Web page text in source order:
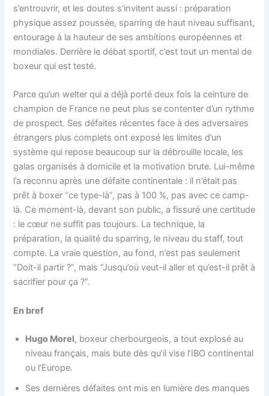
s’entrouvrir, et les doutes s’invitent aussi : préparation
physique assez poussée, sparring de haut niveau suffisant,
entourage à la hauteur de ses ambitions européennes et
mondiales. Derrière le débat sportif, c’est tout un mental de
boxeur qui est testé.
Parce qu’un welter qui a déjà porté deux fois la ceinture de
champion de France ne peut plus se contenter d’un rythme
de prospect. Ses défaites récentes face à des adversaires
étrangers plus complets ont exposé les limites d’un
système qui repose beaucoup sur la débrouille locale, les
galas organisés à domicile et la motivation brute. Lui-même
l’a reconnu après une défaite continentale : il n’était pas
prêt à boxer “ce type-là”, pas à 100 %, pas avec ce camp-
là. Ce moment-là, devant son public, a fissuré une certitude
: le cœur ne suffit pas toujours. La technique, la
préparation, la qualité du sparring, le niveau du staff, tout
compte. La vraie question, au fond, n’est pas seulement
“Doit-il partir ?”, mais “Jusqu’où veut-il aller et qu’est-il prêt à
sacrifier pour ça ?”.
En bref
Hugo Morel, boxeur cherbourgeois, a tout explosé au
niveau français, mais bute dès qu’il vise l’IBO continental
ou l’Europe.
Ses dernières défaites ont mis en lumière des manques